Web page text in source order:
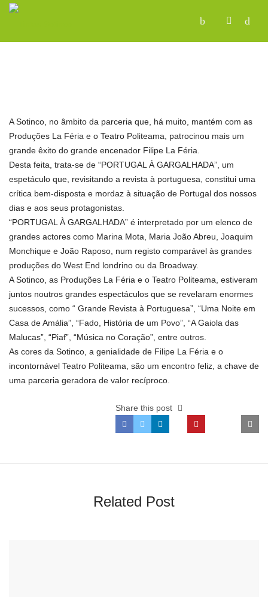
A Sotinco, no âmbito da parceria que, há muito, mantém com as
Produções La Féria e o Teatro Politeama, patrocinou mais um
grande êxito do grande encenador Filipe La Féria.
Desta feita, trata-se de “PORTUGAL À GARGALHADA”, um
espetáculo que, revisitando a revista à portuguesa, constitui uma
crítica bem-disposta e mordaz à situação de Portugal dos nossos
dias e aos seus protagonistas.
“PORTUGAL À GARGALHADA” é interpretado por um elenco de
grandes actores como Marina Mota, Maria João Abreu, Joaquim
Monchique e João Raposo, num registo comparável às grandes
produções do West End londrino ou da Broadway.
A Sotinco, as Produções La Féria e o Teatro Politeama, estiveram
juntos noutros grandes espectáculos que se revelaram enormes
sucessos, como “ Grande Revista à Portuguesa”, “Uma Noite em
Casa de Amália”, “Fado, História de um Povo”, “A Gaiola das
Malucas”, “Piaf”, “Música no Coração”, entre outros.
As cores da Sotinco, a genialidade de Filipe La Féria e o
incontornável Teatro Politeama, são um encontro feliz, a chave de
uma parceria geradora de valor recíproco.
Share this post
Related Post